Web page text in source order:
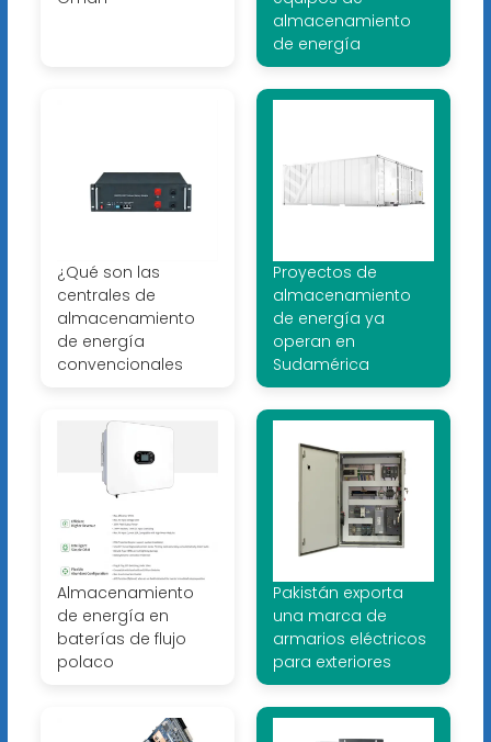
almacenamiento
de energía
¿Qué son las
centrales de
almacenamiento
de energía
convencionales
Proyectos de
almacenamiento
de energía ya
operan en
Sudamérica
Almacenamiento
de energía en
baterías de flujo
polaco
Pakistán exporta
una marca de
armarios eléctricos
para exteriores